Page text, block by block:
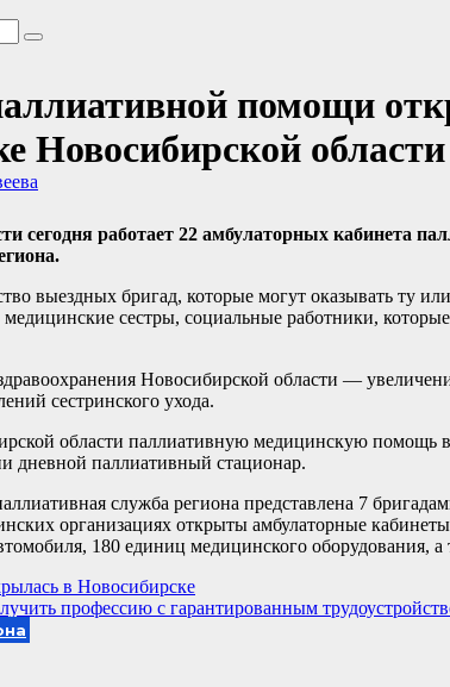
помощи
Новосибирской области
сегодня работает 22 амбулаторных кабинета
выездных бригад, которые могут оказывать
медицинские сестры, социальные работники,
Новосибирской области —
сестринского ухода.
области паллиативную медицинскую помощь
дневной паллиативный стационар.
служба региона представлена 7
организациях открыты амбулаторные
180 единиц медицинского оборудования,
в Новосибирске
профессию с гарантированным